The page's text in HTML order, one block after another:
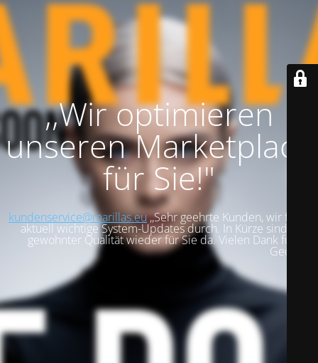
,,Wir optimieren
unseren Marketplace
für Sie!"
kundenservice@marillas.eu,,Sehr geehrte Kunden, wir führen
aktuell wichtige System-Updates durch. In Kürze sind wir in
gewohnter Qualität wieder für Sie da. Vielen Dank für Ihre
Geduld!".